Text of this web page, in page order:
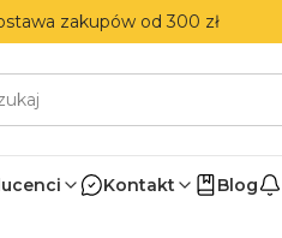
zakupów od 300 zł
Kontakt Blog